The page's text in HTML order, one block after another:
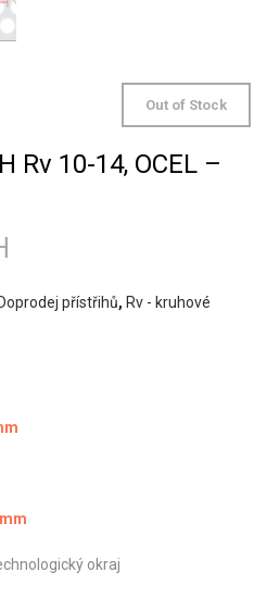
Out of Stock
Rv 10-14, OCEL –
Doprodej přístřihů, Rv - kruhové
okraj